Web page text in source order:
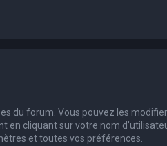
du forum. Vous pouvez les modifier
en cliquant sur votre nom
et toutes vos préférences.